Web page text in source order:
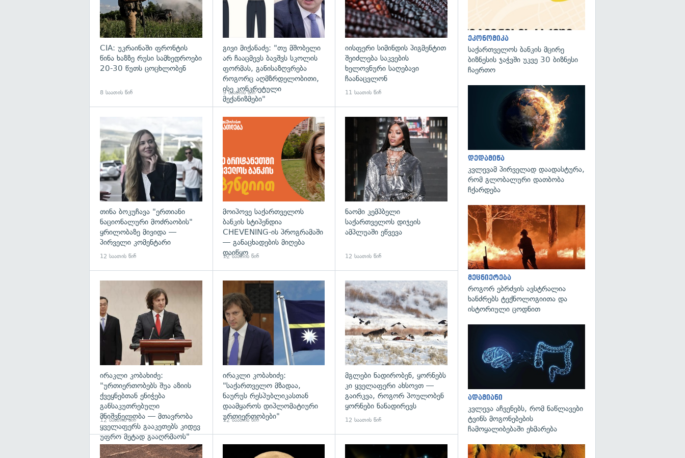
CIA: უკრაინაში ფრონტის
წინა ხაზზე რუსი სამხედროები
20-30 წუთს ცოცხლობენ
8 საათის წინ
გივი მიქანაძე: "თუ მშობელი
არ ჩააცმევს ბავშვს სკოლის
ფორმას, განისაზღვრება
როგორც აღმზრდელობითი,
ისე კონკრეტული
მექანიზმები"
9 საათის წინ
იისფერი სიმინდის პიგმენტით
შეიძლება საკვების
ხელოვნური საღებავი
ჩაანაცვლონ
11 საათის წინ
გადახედვა
თინა ბოკუჩავა "ერთიანი
ნაციონალური მოძრაობის"
ყრილობაზე მივიდა —
პირველი კომენტარი
12 საათის წინ
მოიპოვე საქართველოს
ბანკის სტიპენდია
CHEVENING-ის პროგრამაში
— განაცხადების მიღება
დაიწყო
12 საათის წინ
ნაომი კემპბელი
საქართველოს დიჯეის
ამპლუაში ეწვევა
12 საათის წინ
გადახედვა
ირაკლი კობახიძე:
"ურთიერთობებს შუა აზიის
ქვეყნებთან ენიჭება
განსაკუთრებული
მნიშვნელობა — მთავრობა
ყველაფერს გააკეთებს კიდევ
უფრო მეტად გააღრმაოს"
12 საათის წინ
გადახედვა
ირაკლი კობახიძე:
"საქართველო მზადაა,
ნაურუს რესპუბლიკასთან
დაამყაროს დიპლომატიური
ურთიერთობები"
12 საათის წინ
გადახედვა
მგლები ნადირობენ, ყორნებს
კი ყველაფერი ახსოვთ —
გაირკვა, როგორ პოულობენ
ყორნები ნანადირევს
12 საათის წინ
გადახედვა გადახედვა
ეკონომიკა
საქართველოს ბანკის მცირე
ბიზნესის ჯაჭვში უკვე 30 ბიზნესი
ჩაერთო
დედამიწა
კვლევამ პირველად დაადასტურა,
რომ გლობალური დათბობა
ჩქარდება
მეცნიერება
როგორ ებრძვის ავსტრალია
ხანძრებს ტექნოლოგიითა და
ისტორიული ცოდნით
ადამიანი
კვლევა აჩვენებს, რომ ნაწლავები
ტვინს მოგონებების
ჩამოყალიბებაში ეხმარება